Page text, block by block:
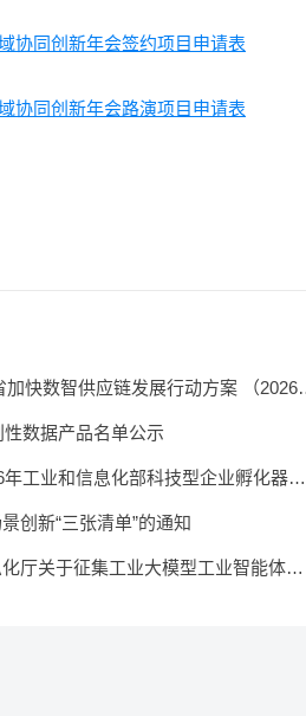
协同创新年会签约项目申请表
协同创新年会路演项目申请表
加快数智供应链发展行动方案 （
数据产品名单公示
工业和信息化部科技型企业孵化器申
创新“三张清单”的通知
厅关于征集工业大模型工业智能体的